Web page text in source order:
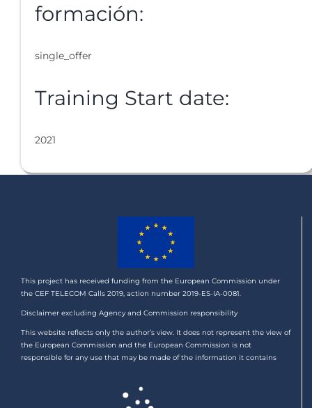
formación:
single_offer
Training Start date:
2021
This project has received funding from the European Commission under
the CEF TELECOM Calls 2019, action number 2019-ES-IA-0081.
Disclaimer excluding Agency and Commission responsibility
This website reflects only the author’s view. It does not represent the view of
the European Commission and the European Commission is not
responsible for any use that may be made of the information it contains